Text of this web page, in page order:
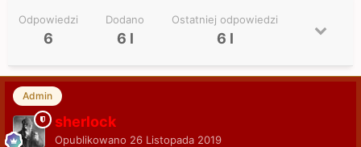
Odpowiedzi
6
Dodano
6 l
Ostatniej odpowiedzi
6 l
Admin
sherlock
Opublikowano 26 Listopada 2019